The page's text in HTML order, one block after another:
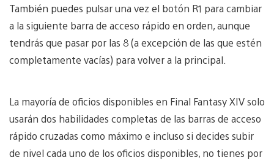
También puedes pulsar una vez el botón R1 para cambiar
a la siguiente barra de acceso rápido en orden, aunque
tendrás que pasar por las 8 (a excepción de las que estén
completamente vacías) para volver a la principal.
La mayoría de oficios disponibles en Final Fantasy XIV solo
usarán dos habilidades completas de las barras de acceso
rápido cruzadas como máximo e incluso si decides subir
de nivel cada uno de los oficios disponibles, no tienes por